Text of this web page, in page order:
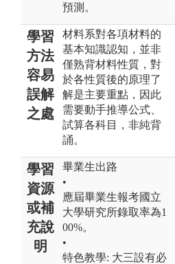
預測。
學習
方法
容易
誤解
之處
材料系對各項材料的
基本知識認知，並非
僅熟背材料性質，對
於各性質後的原理了
解是主要重點，因此
需要動手推導公式、
試算各科目，非純背
誦。
學習
資源
或補
充說
明
畢業生出路
•
應屆畢業生報考國立
大學研究所錄取率為1
00%。
•
特色教學: 大三設有必